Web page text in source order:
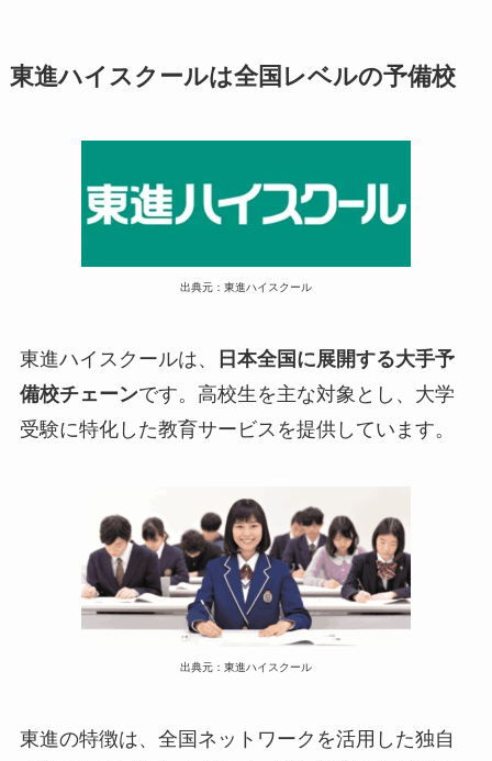
東進ハイスクールは全国レベルの予備校
出典元：東進ハイスクール
東進ハイスクールは、
日本全国に展開する大手予
備校チェーンです。高校生を主な対象とし、大学
受験に特化した教育サービスを提供しています。
出典元：東進ハイスクール
東進の特徴は、全国ネットワークを活用した独自